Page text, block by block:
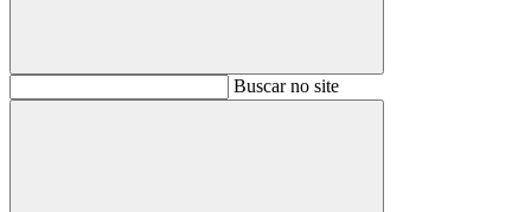
BuscarBuscar no site